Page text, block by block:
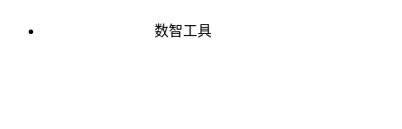
数智工具